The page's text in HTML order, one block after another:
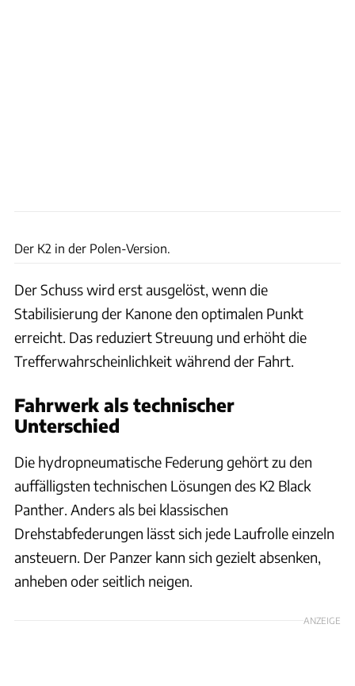
Der K2 in der Polen-Version.
Der Schuss wird erst ausgelöst, wenn die
Stabilisierung der Kanone den optimalen Punkt
erreicht. Das reduziert Streuung und erhöht die
Trefferwahrscheinlichkeit während der Fahrt.
Fahrwerk als technischer
Unterschied
Die hydropneumatische Federung gehört zu den
auffälligsten technischen Lösungen des K2 Black
Panther. Anders als bei klassischen
Drehstabfederungen lässt sich jede Laufrolle einzeln
ansteuern. Der Panzer kann sich gezielt absenken,
anheben oder seitlich neigen.
ANZEIGE